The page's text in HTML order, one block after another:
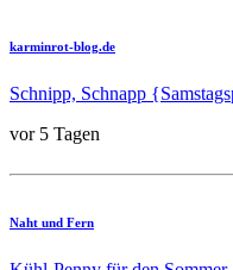
karminrot-blog.de
Schnipp, Schnapp
vor 5 Tagen
Naht und Fern